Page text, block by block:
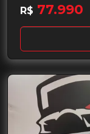
R$ 77.990